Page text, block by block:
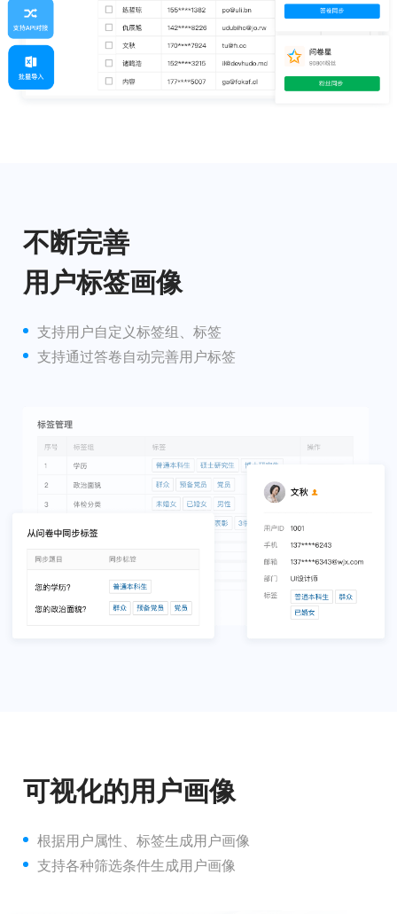
不断完善
用户标签画像
支持用户自定义标签组、标签
支持通过答卷自动完善用户标签
可视化的用户画像
根据用户属性、标签生成用户画像
支持各种筛选条件生成用户画像